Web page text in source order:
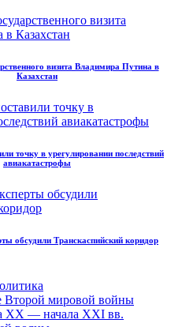
визита Владимира Путина в
Казахстан
точку в урегулировании последствий
авиакатастрофы
обсудили Транскаспийский коридор
Второй мировой войны
XX — начала XXI вв.